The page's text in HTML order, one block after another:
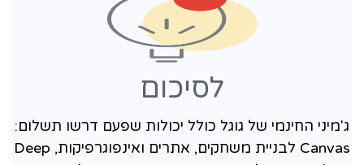
לסיכום
ג'מיני החינמי של גוגל כולל יכולות שפעם דרשו תשלום:
Canvas לבניית משחקים, אתרים ואינפוגרפיקות, Deep